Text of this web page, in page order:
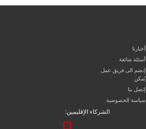
آخبارنا
أسئلة شائعة
إنضم الى فريق عمل
يُمكن
إتصل بنا
سياسة الخصوصية
الشركاء الإقليمين: